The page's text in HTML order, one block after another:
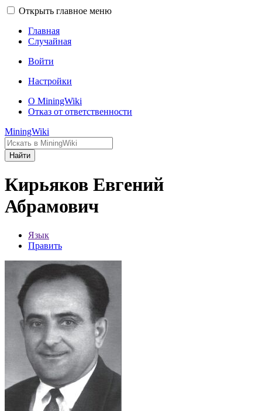
Открыть главное меню
Главная
Случайная
Войти
Настройки
О MiningWiki
Отказ от ответственности
MiningWiki
Найти
Кирьяков Евгений
Абрамович
Язык
Править